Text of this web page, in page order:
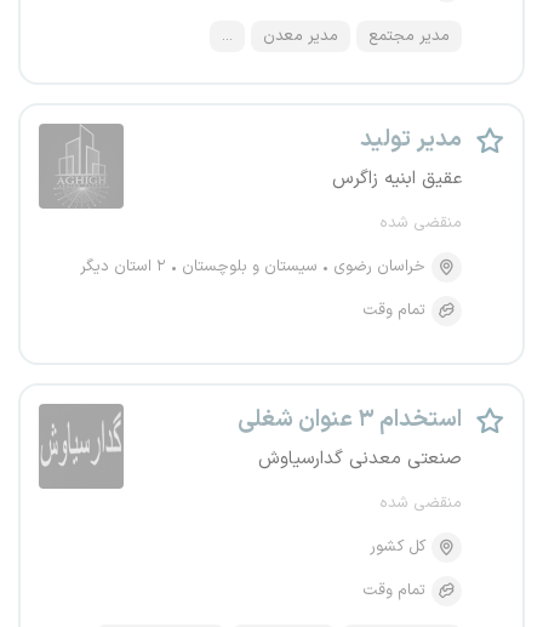
مدیر مجتمع مدیر معدن ...
مدیر تولید
عقیق ابنیه زاگرس
منقضی شده
خراسان رضوی
سیستان و بلوچستان
۲ استان دیگر
تمام وقت
استخدام ۳ عنوان شغلی
صنعتی معدنی گدارسیاوش
منقضی شده
کل کشور
تمام وقت